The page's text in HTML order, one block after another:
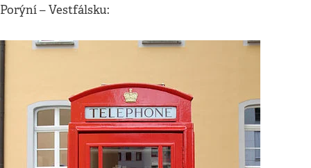
Porýní – Vestfálsku: